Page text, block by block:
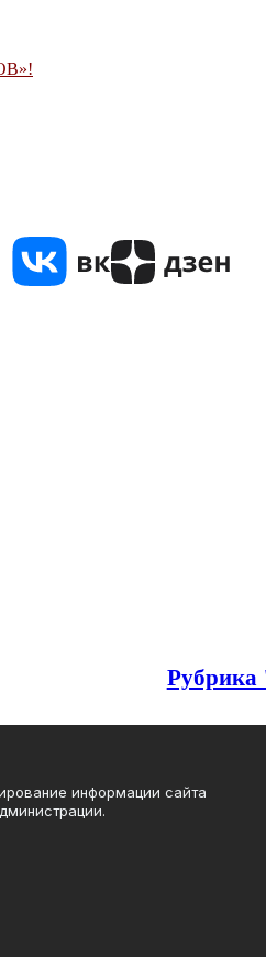
Рубрика
информации сайта